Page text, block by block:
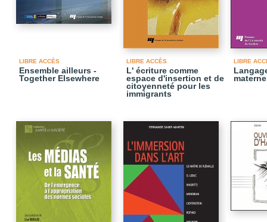
LIBRE ACCÈS
Ensemble ailleurs -
Together Elsewhere
LIBRE ACCÈS
L' écriture comme
espace d'insertion et de
citoyenneté pour les
immigrants
LIBRE